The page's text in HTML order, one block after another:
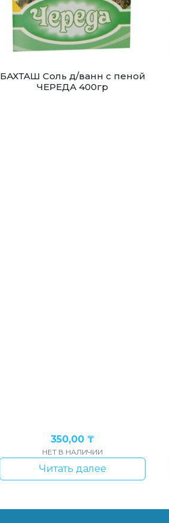
БАХТАШ Соль д/ванн с пеной
ЧЕРЕДА 400гр
350,00 ₸
НЕТ В НАЛИЧИИ
Читать далее